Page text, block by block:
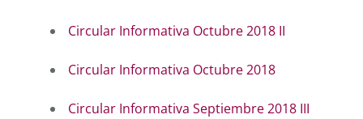
Circular Informativa Octubre 2018 II
Circular Informativa Octubre 2018
Circular Informativa Septiembre 2018 III